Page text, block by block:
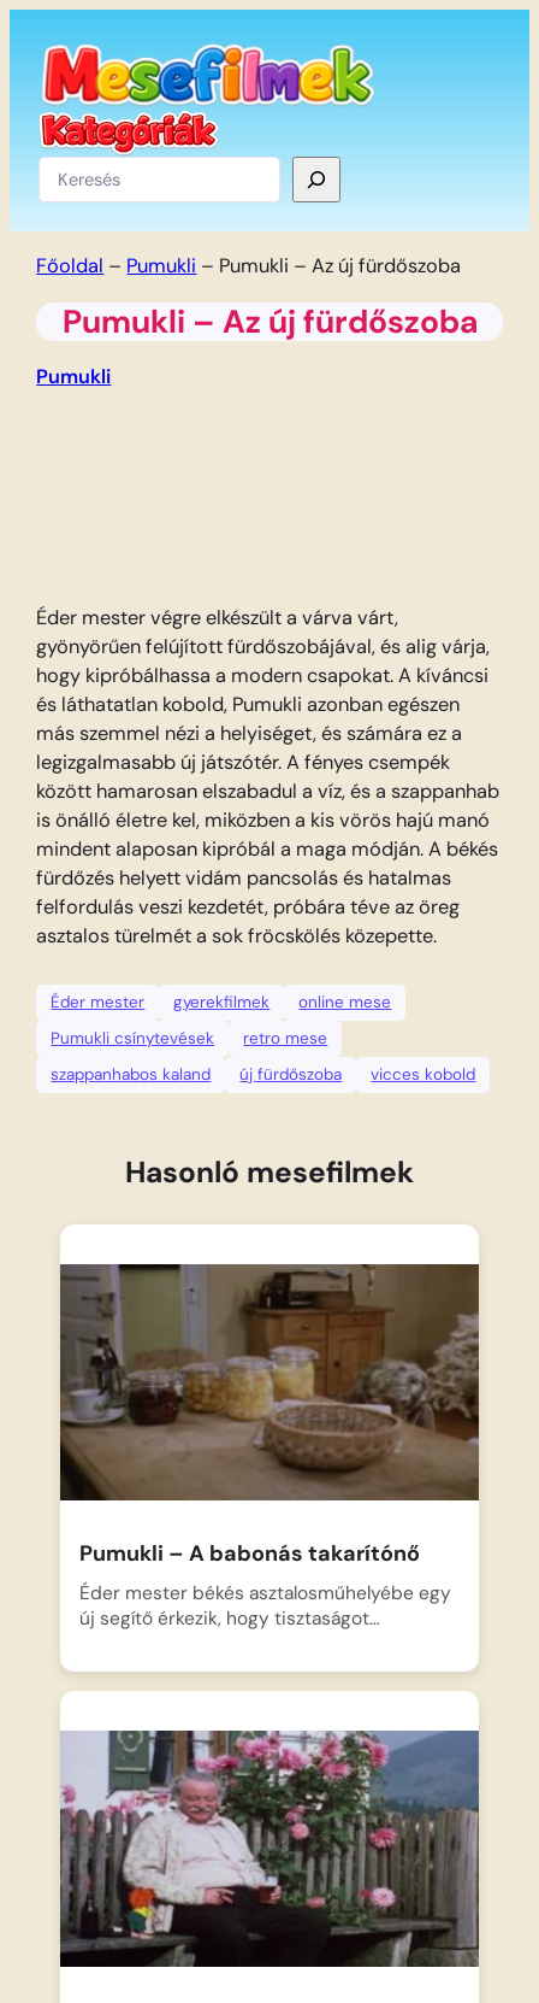
tartalomhoz
Keresés
Főoldal – Pumukli – Pumukli – Az új fürdőszoba
Pumukli – Az új fürdőszoba
Pumukli
Éder mester végre elkészült a várva várt,
gyönyörűen felújított fürdőszobájával, és alig várja,
hogy kipróbálhassa a modern csapokat. A kíváncsi
és láthatatlan kobold, Pumukli azonban egészen
más szemmel nézi a helyiséget, és számára ez a
legizgalmasabb új játszótér. A fényes csempék
között hamarosan elszabadul a víz, és a szappanhab
is önálló életre kel, miközben a kis vörös hajú manó
mindent alaposan kipróbál a maga módján. A békés
fürdőzés helyett vidám pancsolás és hatalmas
felfordulás veszi kezdetét, próbára téve az öreg
asztalos türelmét a sok fröcskölés közepette.
Éder mester gyerekfilmek
online mese
Pumukli csínytevések
retro mese
szappanhabos kaland
új fürdőszoba vicces kobold
Hasonló mesefilmek
Pumukli – A babonás takarítónő
Éder mester békés asztalosműhelyébe egy
új segítő érkezik, hogy tisztaságot…